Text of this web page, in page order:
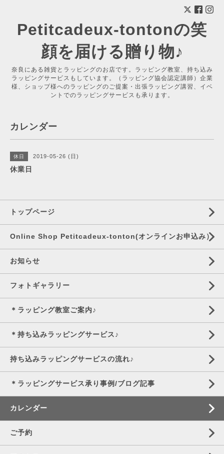
Petitcadeux-tontonの笑
顔を届ける贈り物♪
奈良にある雑貨とラッピングのお店です。ラッピング教室、持ち込み
ラッピングサービスもしています。（ラッピング協会認定講師）企業
様、ショップ様へのラッピングのご提案・出張ラッピング講習、イベ
ントでのラッピングサービスも承ります。
カレンダー
休日 2019-05-26 (日)
休業日
トップページ
Online Shop Petitcadeux-tonton(オンラインお申込み）
お知らせ
フォトギャラリー
＊ラッピング教室ご案内♪
＊持ち込みラッピングサービス♪
持ち込みラッピングサービスの流れ♪
＊ラッピングサービス承り事例/ブログ記事
カレンダー
ご予約